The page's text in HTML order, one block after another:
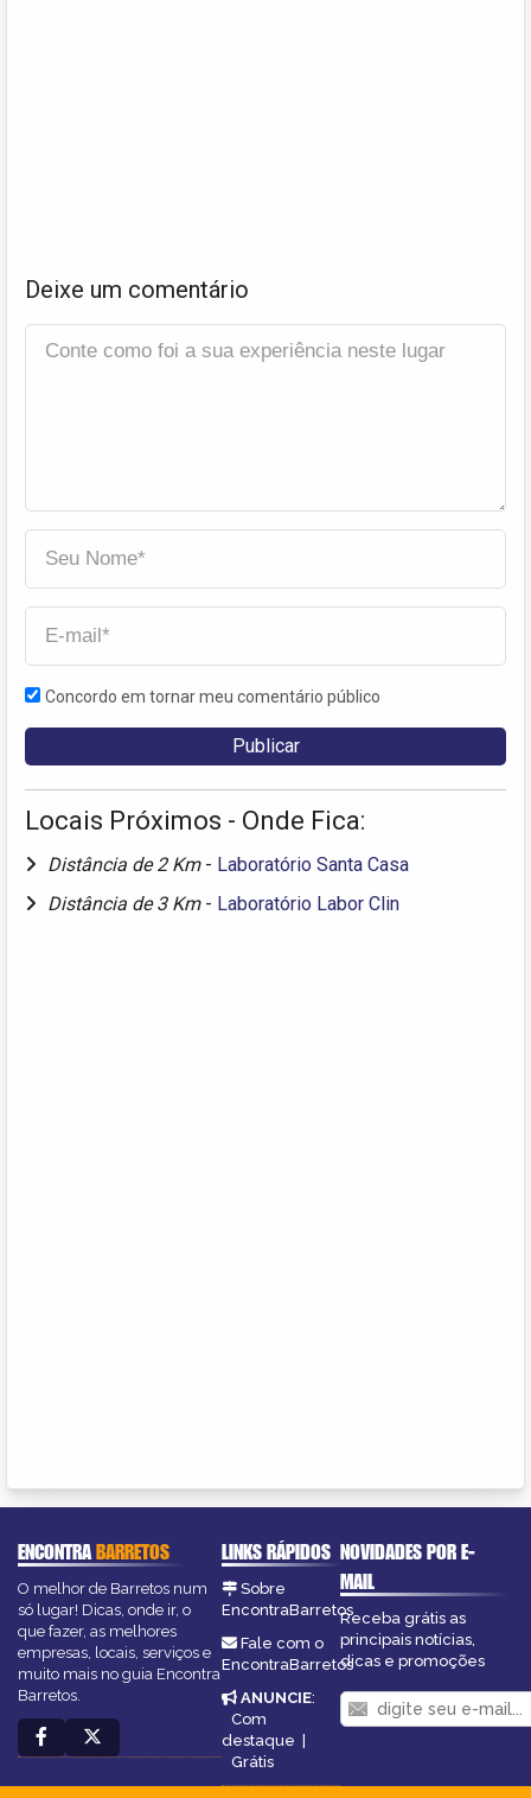
Deixe um comentário
Concordo em tornar meu comentário público
Locais Próximos - Onde Fica:
Distância de 2 Km - Laboratório Santa Casa
Distância de 3 Km - Laboratório Labor Clin
ENCONTRABARRETOS
O melhor de Barretos num
só lugar! Dicas, onde ir, o
que fazer, as melhores
empresas, locais, serviços e
muito mais no guia Encontra
Barretos.
LINKS RÁPIDOS
Sobre
EncontraBarretos
Fale com o
EncontraBarretos
ANUNCIE:
Com
destaque
Grátis
NOVIDADES POR E-
MAIL
Receba grátis as
principais notícias,
dicas e promoções